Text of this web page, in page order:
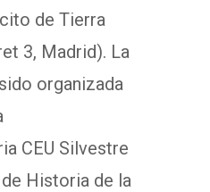
de Tierra
3, Madrid). La
organizada
CEU Silvestre
Historia de la